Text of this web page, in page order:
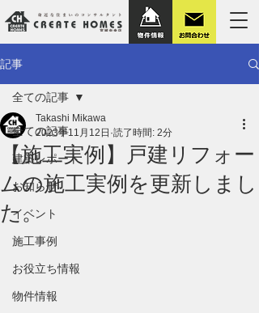
記事
全ての記事
建築レポート
お知らせ
イベント
施工事例
お役立ち情報
物件情報
全ての記事
【施工実例】戸建リフォー
ムの施工実例を更新しまし
た。
Takashi Mikawa
2023年11月12日 読了時間: 2分